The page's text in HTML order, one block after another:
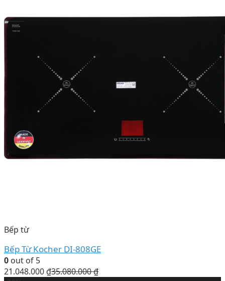
Bếp từ
Bếp Từ Kocher DI-808GE
0 out of 5
21.048.000 ₫35.080.000₫